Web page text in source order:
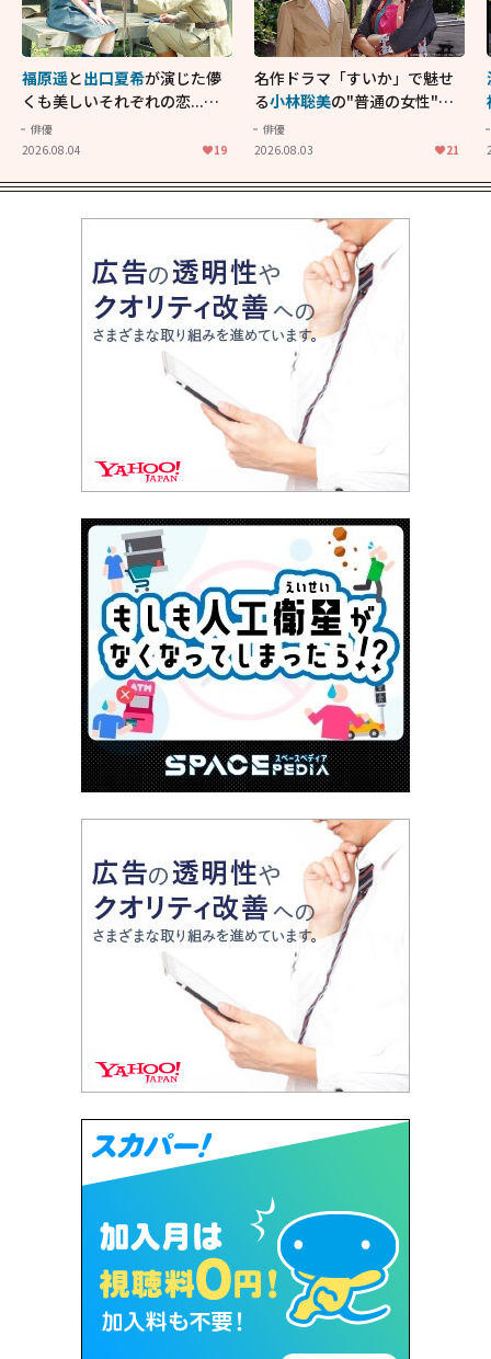
福原遥と出口夏希が演じた儚
くも美しいそれぞれの恋...生
きることの尊さを教えてくれ
た映画「あの花が咲く丘で、
俳優
2026.08.04
19
名作ドラマ「すいか」で魅せ
る小林聡美の"普通の女性"が
大人に刺さる...映画「かもめ
食堂」にも通じる静かな芝居
俳優
2026.08.03
21